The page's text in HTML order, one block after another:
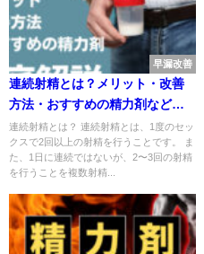
早漏改善
連続射精とは？メリット・改善
方法・おすすめの精力剤などを
解説
連続射精とは？ 連続射精とは、1度のセッ
クスで2回以上の射精を行うことです。 ま
た、1日に連続ではないが、2〜3回の射精
を行うことを複数射精...